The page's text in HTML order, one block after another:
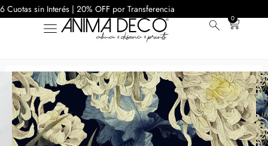
6 Cuotas sin Interés | 20% OFF por Transferencia
0